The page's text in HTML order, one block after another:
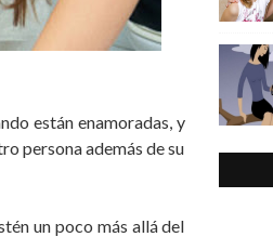
están enamoradas, y
persona además de su
un poco más allá del